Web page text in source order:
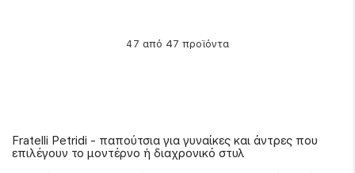
47 από 47 προϊόντα
Fratelli Petridi - παπούτσια για γυναίκες και άντρες που
επιλέγουν το μοντέρνο ή διαχρονικό στυλ